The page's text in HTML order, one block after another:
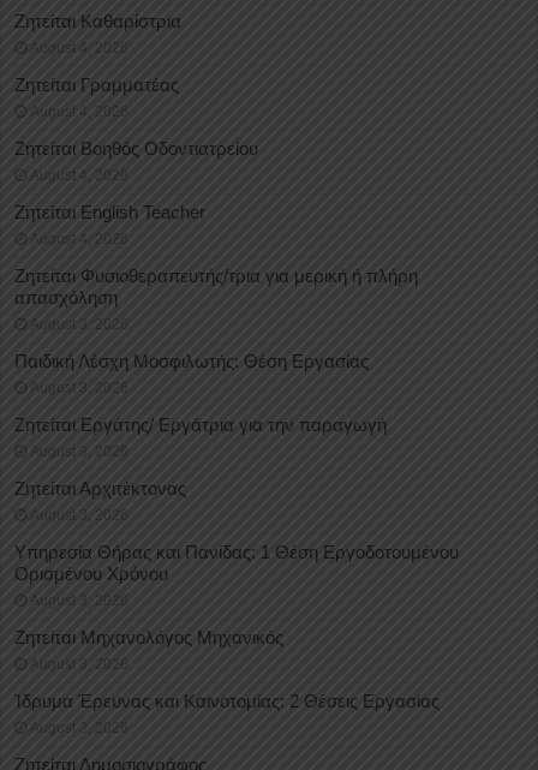
Ζητείται Καθαρίστρια
August 4, 2026
Ζητείται Γραμματέας
August 4, 2026
Ζητείται Βοηθός Οδοντιατρείου
August 4, 2026
Ζητείται English Teacher
August 4, 2026
Ζητείται Φυσιοθεραπευτής/τρια για μερική ή πλήρη
απασχόληση
August 3, 2026
Παιδική Λέσχη Μοσφιλωτής: Θέση Εργασίας
August 3, 2026
Ζητείται Εργάτης/ Εργάτρια για την παραγωγή
August 3, 2026
Ζητείται Αρχιτέκτονας
August 3, 2026
Υπηρεσία Θήρας και Πανίδας: 1 Θέση Eργοδοτουμένου
Oρισμένου Xρόνου
August 3, 2026
Ζητείται Μηχανολόγος Μηχανικός
August 3, 2026
Ίδρυμα Έρευνας και Καινοτομίας: 2 Θέσεις Εργασίας
August 3, 2026
Ζητείται Δημοσιογράφος